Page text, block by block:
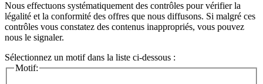
Nous effectuons systématiquement des contrôles pour vérifier la
légalité et la conformité des offres que nous diffusons. Si malgré ces
contrôles vous constatez des contenus inappropriés, vous pouvez
nous le signaler.
Sélectionnez un motif dans la liste ci-dessous :
Motif: